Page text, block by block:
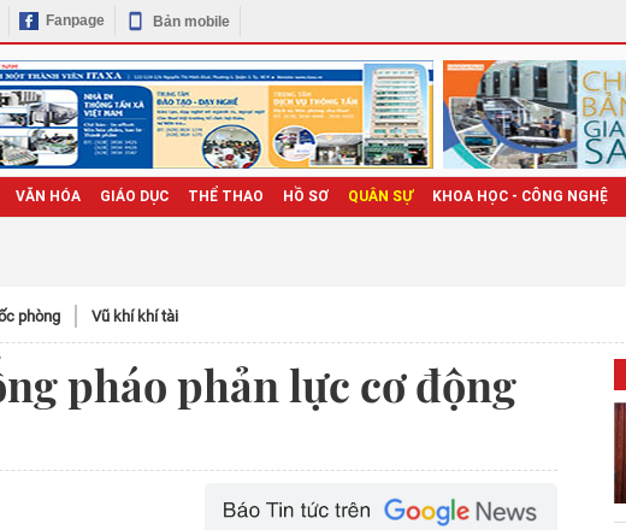
Fanpage Bản mobile
VĂN HÓA GIÁO DỤC THỂ THAO HỒ SƠ QUÂN SỰ KHOA HỌC - CÔNG NGHỆ
phòng Vũ khí khí tài
pháo phản lực cơ động